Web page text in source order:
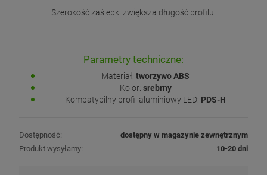
Szerokość zaślepki zwiększa długość profilu.
Parametry techniczne:
Materiał: tworzywo ABS
Kolor: srebrny
Kompatybilny profil aluminiowy LED: PDS-H
Dostępność:
dostępny w magazynie zewnętrznym
Produkt wysyłamy:
10-20 dni